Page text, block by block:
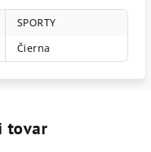
SPORTY
Čierna
tovar